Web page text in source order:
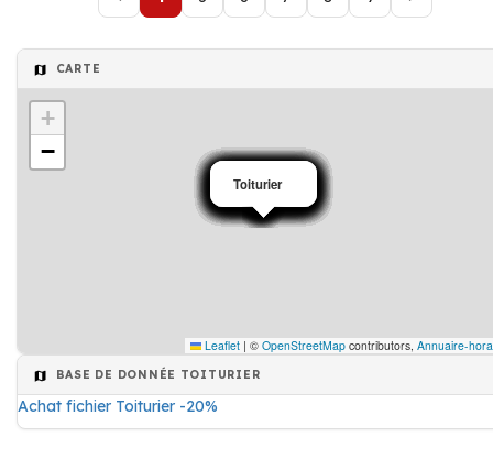
CARTE
Toiturier
Toiturier
Toiturier
Toiturier
Toiturier
Toiturier
Toiturier
Toiturier
Toiturier
Toiturier
Toiturier
Toiturier
Toiturier
Toiturier
Toiturier
Toiturier
Toiturier
Toiturier
Toiturier
Toiturier
+
−
Leaflet | © OpenStreetMap contributors, Annuaire-
BASE DE DONNÉE TOITURIER
Achat fichier Toiturier -20%